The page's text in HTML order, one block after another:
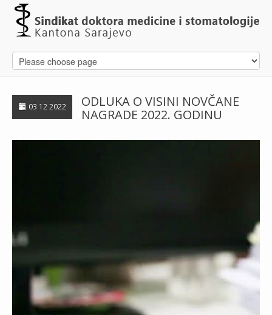
03 12 2022
ODLUKA O VISINI NOVČANE
NAGRADE 2022. GODINU